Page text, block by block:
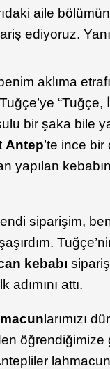
aile
ediyoruz.
aklıma
bir şaka bile
Antep’te ince
yapılan
siparişim,
kebabı
adımını attı.
larımızı
öğrendiğimize